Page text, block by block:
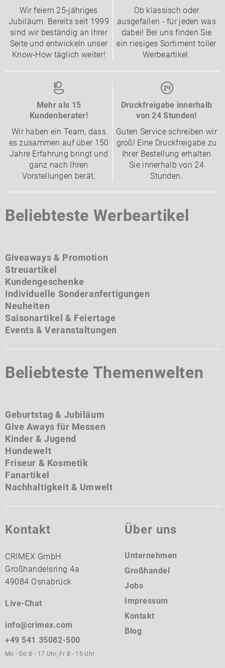
Wir feiern 25-jähriges
Jubiläum. Bereits seit 1999
sind wir beständig an Ihrer
Seite und entwickeln unser
Know-How täglich weiter!
Ob klassisch oder
ausgefallen - für jeden was
dabei! Bei uns finden Sie
ein riesiges Sortiment toller
Werbeartikel.
Mehr als 15
Kundenberater!
Wir haben ein Team, dass
es zusammen auf über 150
Jahre Erfahrung bringt und
ganz nach Ihren
Vorstellungen berät.
Druckfreigabe innerhalb
von 24 Stunden!
Guten Service schreiben wir
groß! Eine Druckfreigabe zu
Ihrer Bestellung erhalten
Sie innerhalb von 24
Stunden.
Beliebteste Werbeartikel
Giveaways & Promotion
Streuartikel
Kundengeschenke
Individuelle Sonderanfertigungen
Neuheiten
Saisonartikel & Feiertage
Events & Veranstaltungen
Beliebteste Themenwelten
Geburtstag & Jubiläum
Give Aways für Messen
Kinder & Jugend
Hundewelt
Friseur & Kosmetik
Fanartikel
Nachhaltigkeit & Umwelt
Kontakt
CRIMEX GmbH
Großhandelsring 4a
49084 Osnabrück
Live-Chat
info@crimex.com
+49 541 35082-500
Mo - Do 8 - 17 Uhr, Fr 8 - 15 Uhr
Über uns
Unternehmen
Großhandel
Jobs
Impressum
Kontakt
Blog